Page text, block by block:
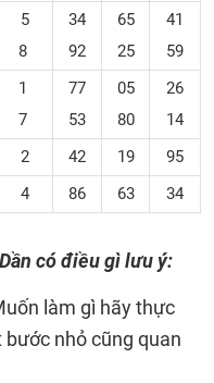
5
8
34
92
65
25
41
59
1
7
77
53
05
80
26
14
2 42 19
95
4 86 63 34
có điều gì lưu ý:
làm gì hãy thực
nhỏ cũng quan